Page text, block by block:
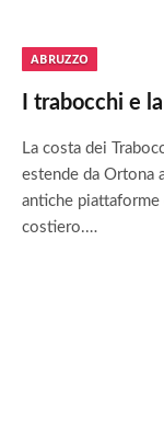
ABRUZZO
I trabocchi e
La costa dei
estende da Ortona
antiche piattaforme
costiero.…